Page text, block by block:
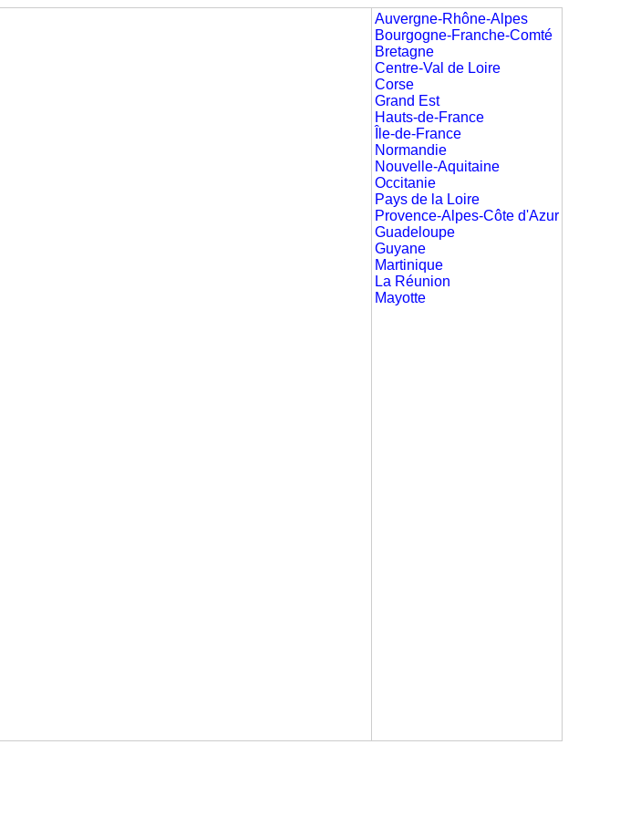
Auvergne-Rhône-Alpes
Bourgogne-Franche-Comté
Bretagne
Centre-Val de Loire
Corse
Grand Est
Hauts-de-France
Île-de-France
Normandie
Nouvelle-Aquitaine
Occitanie
Pays de la Loire
Provence-Alpes-Côte d'Azur
Guadeloupe
Guyane
Martinique
La Réunion
Mayotte